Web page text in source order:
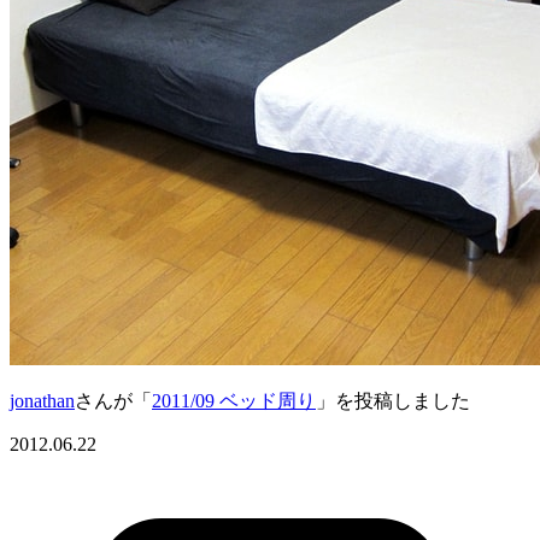
jonathanさんが「 2011/09 ベッド周り 」を投稿しました
2012.06.22